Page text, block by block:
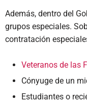
Además, dentro del
grupos especiales.
contratación
Veteranos de las
Cónyuge de un
Estudiantes o